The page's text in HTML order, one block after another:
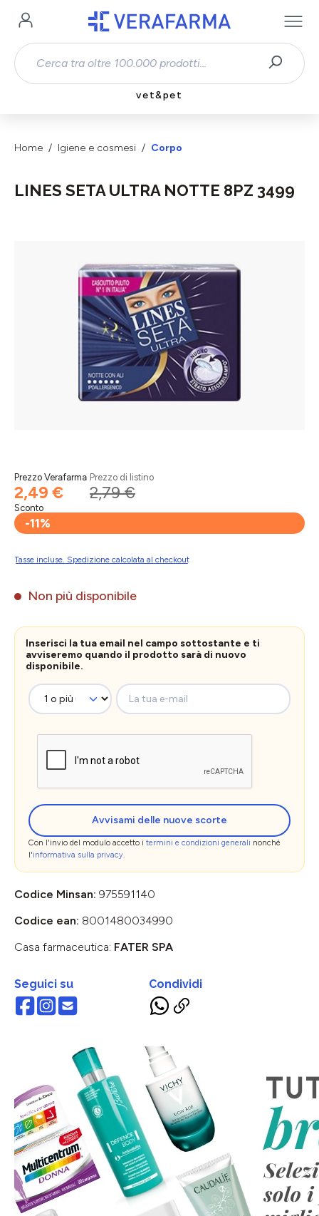
Passa al contenuto principale
vet&pet
Home Igiene e cosmesi Corpo
LINES SETA ULTRA NOTTE 8PZ 3499
Prezzo Verafarma
2,49 €
Prezzo di listino
2,79 €
Sconto
-11%
Tasse incluse. Spedizione calcolata al checkout
Non più disponibile
Inserisci la tua email nel campo sottostante e ti
avviseremo quando il prodotto sarà di nuovo
disponibile.
La tua e-mail
Avvisami delle nuove scorte
Con l'invio del modulo accetto i termini e condizioni generali nonché
l'informativa sulla privacy.
Codice Minsan: 975591140
Codice ean: 8001480034990
Casa farmaceutica: FATER SPA
Seguici su Condividi